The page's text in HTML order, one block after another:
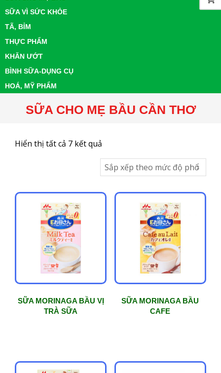
SỮA VÌ SỨC KHỎE
TÃ, BỈM
THỰC PHẨM
KHĂN ƯỚT
BÌNH SỮA-DỤNG CỤ
HOÁ, MỸ PHẨM
SỮA CHO MẸ BẦU CẦN THƠ
Hiển thị tất cả 7 kết quả
sắp
xếp
mức
SỮA MORINAGA BẦU VỊ
TRÀ SỮA
SỮA MORINAGA BẦU
CAFE